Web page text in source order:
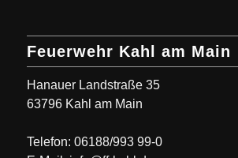
Feuerwehr Kahl am Main
Hanauer Landstraße 35
63796 Kahl am Main
Telefon: 06188/993 99-0